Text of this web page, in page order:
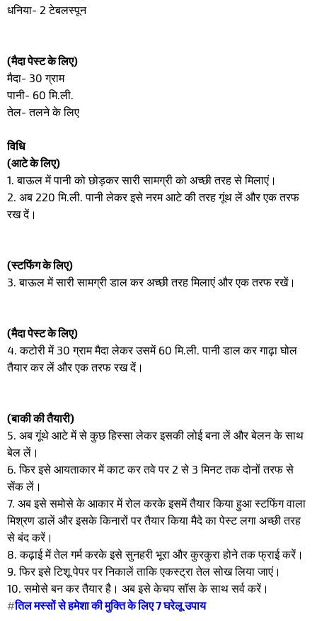
धनिया- 2 टेबलस्पून
(मैदा पेस्ट के लिए)
मैदा- 30 ग्राम
पानी- 60 मि.ली.
तेल- तलने के लिए
विधि
(आटे के लिए)
1. बाऊल में पानी को छोड़कर सारी सामग्री को अच्छी तरह से मिलाएं।
2. अब 220 मि.ली. पानी लेकर इसे नरम आटे की तरह गूंथ लें और एक तरफ
रख दें।
(स्टफिंग के लिए)
3. बाऊल में सारी सामग्री डाल कर अच्छी तरह मिलाएं और एक तरफ रखें।
(मैदा पेस्ट के लिए)
4. कटोरी में 30 ग्राम मैदा लेकर उसमें 60 मि.ली. पानी डाल कर गाढ़ा घोल
तैयार कर लें और एक तरफ रख दें।
(बाकी की तैयारी)
5. अब गूंथे आटे में से कुछ हिस्सा लेकर इसकी लोई बना लें और बेलन के साथ
बेल लें।
6. फिर इसे आयताकार में काट कर तवे पर 2 से 3 मिनट तक दोनों तरफ से
सेंक लें।
7. अब इसे समोसे के आकार में रोल करके इसमें तैयार किया हुआ स्टफिंग वाला
मिश्रण डालें और इसके किनारों पर तैयार किया मैदे का पेस्ट लगा अच्छी तरह
से बंद करें।
8. कढ़ाई में तेल गर्म करके इसे सुनहरी भूरा और कुरकुरा होने तक फ्राई करें।
9. फिर इसे टिशू पेपर पर निकालें ताकि एकस्ट्रा तेल सोख लिया जाएं।
10. समोसे बन कर तैयार है। अब इसे केचप सॉस के साथ सर्व करें।
#तिल मस्सों से हमेशा की मुक्ति के लिए 7 घरेलू उपाय